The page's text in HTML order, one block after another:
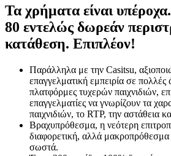
Τα χρήματα είναι
80 εντελώς δωρεάν
κατάθεση. Επιπλέον!
Παράλληλα με την Casitsu,
επαγγελματική εμπειρία σε
πλατφόρμες τυχερών παιχνιδιών,
επαγγελματίες να γνωρίζουν τα
παιχνιδιών, το RTP, την αστάθεια
Βραχυπρόθεσμα, η νεότερη
διαφορετική, αλλά μακροπρόθεσμα
σωστά.